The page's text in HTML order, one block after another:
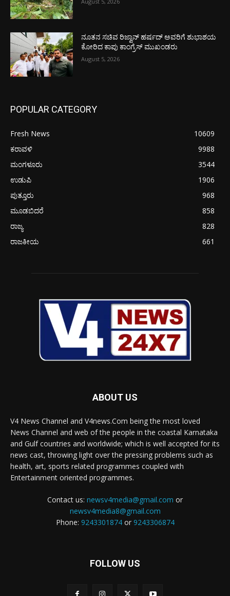
ನೂತನ ಸಚಿವ ರಿಜ್ವಾನ್ ಹರ್ಷದ್ ಅವರಿಗೆ ಶುಭಾಶಯ
ಕೋರಿದ ಕಾಪು ಕಾಂಗ್ರೆಸ್ ಮುಖಂಡರು
August 5, 2026
POPULAR CATEGORY
Fresh News
10609
ಕರಾವಳಿ
9988
ಮಂಗಳೂರು
3544
ಉಡುಪಿ
1906
ಪುತ್ತೂರು
968
ಮೂಡಬಿದರೆ
858
ರಾಜ್ಯ
828
ರಾಜಕೀಯ
661
ABOUT US
V4 News Channel and V4news.Com being the most loved
News Channel and web of the people in the coastal Karnataka
and Gulf countries and worldwide; which is well accepted for its
news cast, throwing light over the pressing problems such as
health, art, sports related programmes coupled with
Entertainment oriented programmes.
Contact us: newsv4media@gmail.com or
newsv4media8@gmail.com
Phone: 9243301874or 9243306874
FOLLOW US